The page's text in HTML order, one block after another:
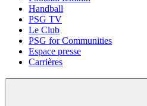
Handball
PSG TV
Le Club
PSG for Communities
Espace presse
Carrières